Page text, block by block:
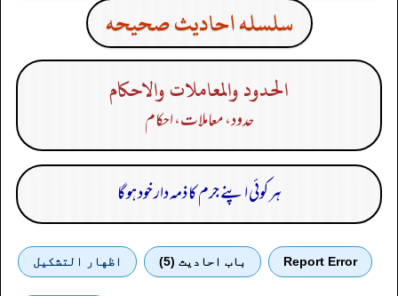
سلسله احاديث صحيحه
الحدود والمعاملات والاحكام
حدود، معاملات، احکام
ہر کوئی اپنے جرم کا ذمہ دار خود ہو گا
Report Error باب احادیث (5) اظهار التشكيل